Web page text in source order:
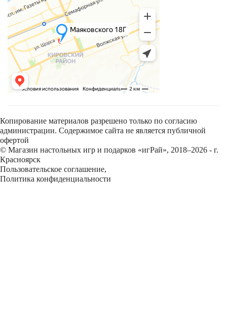
Копирование материалов разрешено только по согласию
администрации. Содержимое сайта не является публичной
офертой
© Магазин настольных игр и подарков «игРай», 2018–2026 - г.
Красноярск
Пользовательское соглашение,
Политика конфиденциальности